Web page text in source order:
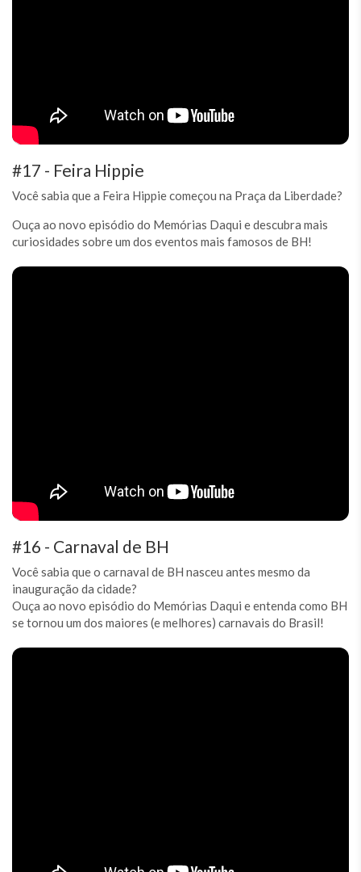
#17 - Feira Hippie
Você sabia que a Feira Hippie começou na Praça da Liberdade?
Ouça ao novo episódio do Memórias Daqui e descubra mais
curiosidades sobre um dos eventos mais famosos de BH!
#16 - Carnaval de BH
Você sabia que o carnaval de BH nasceu antes mesmo da
inauguração da cidade?
Ouça ao novo episódio do Memórias Daqui e entenda como BH
se tornou um dos maiores (e melhores) carnavais do Brasil!